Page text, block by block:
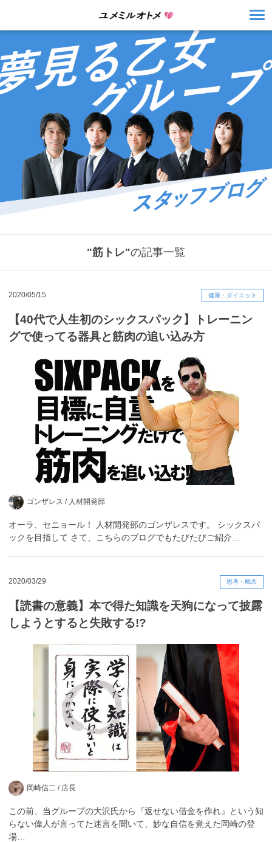
"筋トレ"の記事一覧
2020/05/15 健康・ダイエット
【40代で人生初のシックスパック】トレーニン
グで使ってる器具と筋肉の追い込み方
ゴンザレス / 人材開発部
オーラ、セニョール！ 人材開発部のゴンザレスです。 シックスパ
ックを目指して さて、こちらのブログでもたびたびご紹介…
2020/03/29 思考・概念
【読書の意義】本で得た知識を天狗になって披露
しようとすると失敗する!?
岡崎信二 / 店長
この前、当グループの大沢氏から『返せない借金を作れ』という知
らない偉人が言ってた迷言を聞いて、妙な自信を覚えた岡崎の登
場…